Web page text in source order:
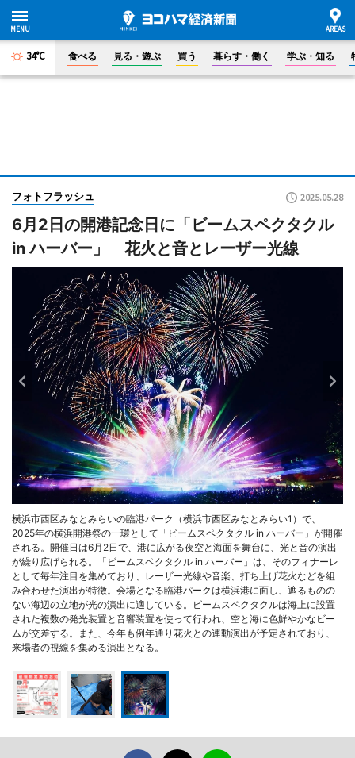
34°C 食べる 見る・遊ぶ 買う 暮らす・働く 学ぶ・知る
フォトフラッシュ 2025.05.28
6月2日の開港記念日に「ビームスペクタクル
in ハーバー」 花火と音とレーザー光線
横浜市西区みなとみらいの臨港パーク（横浜市西区みなとみらい1）で、
2025年の横浜開港祭の一環として「ビームスペクタクル in ハーバー」が開催
される。開催日は6月2日で、港に広がる夜空と海面を舞台に、光と音の演出
が繰り広げられる。「ビームスペクタクル in ハーバー」は、そのフィナーレ
として毎年注目を集めており、レーザー光線や音楽、打ち上げ花火などを組
み合わせた演出が特徴。会場となる臨港パークは横浜港に面し、遮るものの
ない海辺の立地が光の演出に適している。ビームスペクタクルは海上に設置
された複数の発光装置と音響装置を使って行われ、空と海に色鮮やかなビー
ムが交差する。また、今年も例年通り花火との連動演出が予定されており、
来場者の視線を集める演出となる。